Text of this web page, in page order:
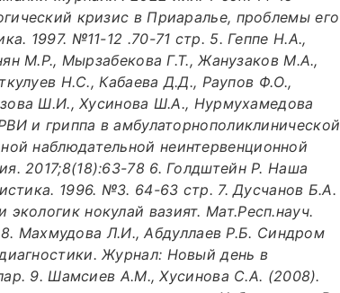
кризис в Приаралье, проблемы его
1997. №11-12 .70-71 стр. 5. Геппе Н.А.,
М.Р., Мырзабекова Г.Т., Жанузаков М.А.,
Н.С., Кабаева Д.Д., Раупов Ф.О.,
Ш.И., Хусинова Ш.А., Нурмухамедова
и гриппа в амбулаторнополиклинической
наблюдательной неинтервенционной
2017;8(18):63-78 6. Голдштейн Р. Наша
1996. №3. 64-63 стр. 7. Дусчанов Б.А.
нокулай вазият. Мат.Респ.науч.
Махмудова Л.И., Абдуллаев Р.Б. Синдром
Журнал: Новый день в
9. Шамсиев А.М., Хусинова С.А. (2008).